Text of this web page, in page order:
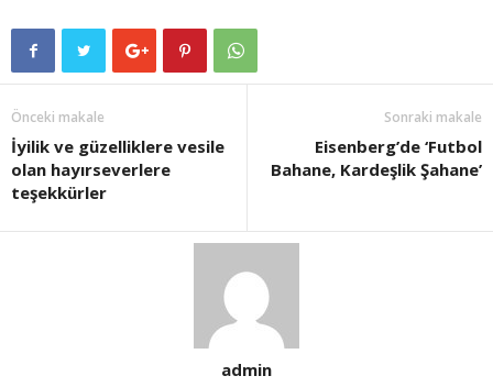
Önceki makale
İyilik ve güzelliklere vesile
olan hayırseverlere
teşekkürler
Sonraki makale
Eisenberg’de ‘Futbol
Bahane, Kardeşlik Şahane’
admin